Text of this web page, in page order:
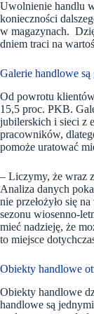
Uwolnienie handlu
konieczności
w magazynach.
dniem traci na
Galerie handlowe są
Od powrotu
15,5 proc. PKB.
jubilerskich i sieci z
pracowników,
pomoże uratować
– Liczymy, że wraz
Analiza danych
nie przełożyło się
sezonu wiosenno-
mieć nadzieję, że
to miejsce
Obiekty handlowe
Obiekty handlowe
handlowe są